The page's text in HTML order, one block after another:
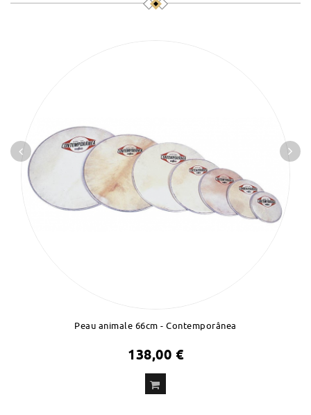
Peau animale 66cm - Contemporânea
138,00 €